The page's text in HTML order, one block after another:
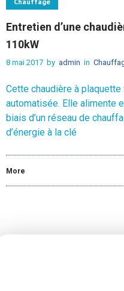
Entretien d’une
110kW
8 mai 2017 by admin in
Cette chaudière à plaquette
automatisée. Elle alimente
biais d’un réseau de
d’énergie à la clé
More